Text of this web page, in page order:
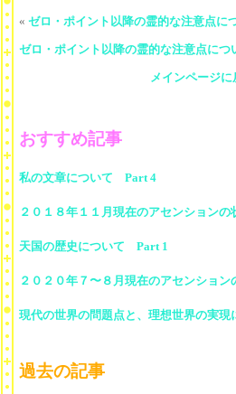
« ゼロ・ポイント以降の霊的な注意点
ゼロ・ポイント以降の霊的な注意点に
メインページに
おすすめ記事
私の文章について Part 4
２０１８年１１月現在のアセンション
天国の歴史について Part 1
２０２０年７〜８月現在のアセンショ
現代の世界の問題点と、理想世界の実
過去の記事